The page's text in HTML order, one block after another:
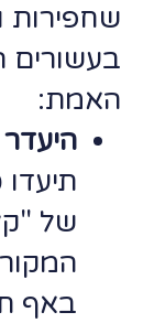
שחפירות
בעשורים
האמת:
היעדר
של
באף